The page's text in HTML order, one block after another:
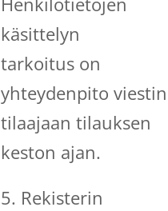
käsittelyn
tarkoitus on
yhteydenpito
tilaajaan tilauksen
keston ajan.
5. Rekisterin